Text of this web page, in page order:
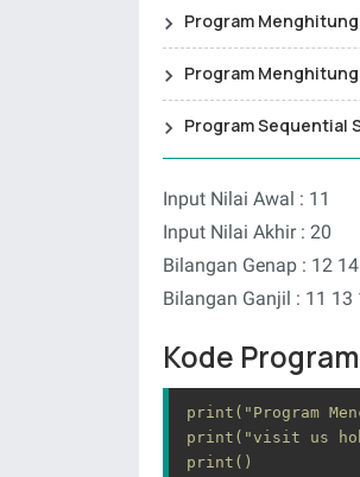
Program
Program
Program Sequential
Input Nilai Awal : 11
Input Nilai Akhir : 20
Bilangan Genap : 12
Bilangan Ganjil : 11 13
Kode Program
print("Program
print("visit us
print()